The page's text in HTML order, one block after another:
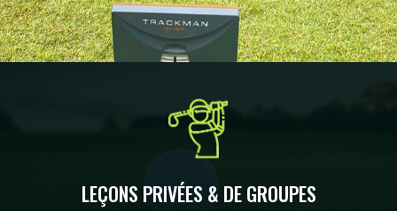
LEÇONS PRIVÉES & DE GROUPES